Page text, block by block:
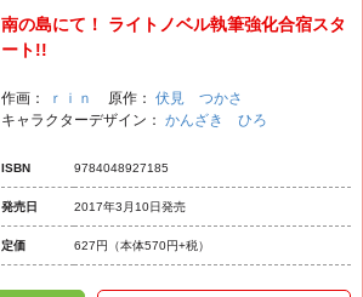
南の島にて！ ライトノベル執筆強化合宿スタ
ート!!
作画： ｒｉｎ 原作： 伏見 つかさ
キャラクターデザイン： かんざき ひろ
ISBN 9784048927185
発売日 2017年3月10日発売
定価 627円 （本体570円+税）